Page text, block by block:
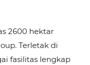
2600 hektar
Terletak di
fasilitas lengkap